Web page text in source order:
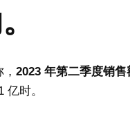
2023 年第二季度销售
时。